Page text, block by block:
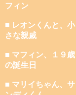
フィン
■ レオンくんと、小
さな親戚
■ マフィン、１９歳
の誕生日
■ マリイちゃん、サ